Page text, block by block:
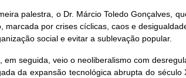
palestra, o Dr. Márcio Toledo Gonçalves,
marcada por crises cíclicas, caos e
social e evitar a sublevação popular.
em seguida, veio o neoliberalismo com
da expansão tecnológica abrupta do